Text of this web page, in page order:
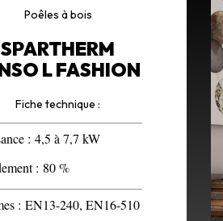
Poêles à bois
SPARTHERM
L FASHION
Fiche technique :
: 4,5 à 7,7 kW
: 80 %
: EN13-240, EN16-510